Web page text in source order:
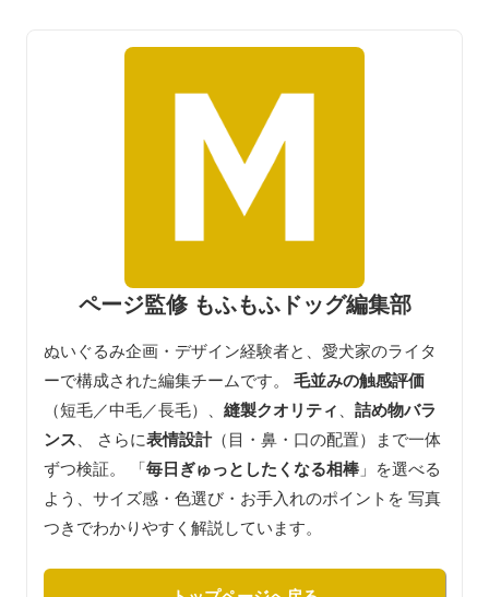
ページ監修 もふもふドッグ編集部
ぬいぐるみ企画・デザイン経験者と、愛犬家のライタ
ーで構成された編集チームです。 毛並みの触感評価
（短毛／中毛／長毛）、 縫製クオリティ
詰め物バラ
ンス 、 さらに表情設計（目・鼻・口の配置）まで一体
ずつ検証。 「毎日ぎゅっとしたくなる相棒 」を選べる
よう、サイズ感・色選び・お手入れのポイントを 写真
つきでわかりやすく解説しています。